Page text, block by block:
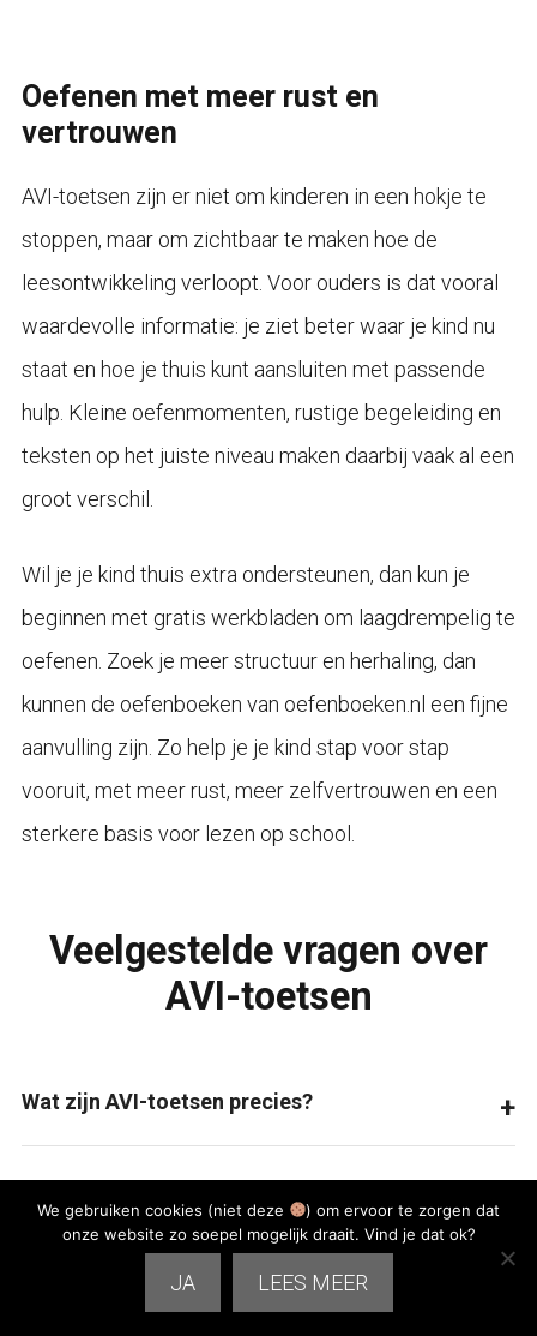
Oefenen met meer rust en
vertrouwen
AVI-toetsen zijn er niet om kinderen in een hokje te
stoppen, maar om zichtbaar te maken hoe de
leesontwikkeling verloopt. Voor ouders is dat vooral
waardevolle informatie: je ziet beter waar je kind nu
staat en hoe je thuis kunt aansluiten met passende
hulp. Kleine oefenmomenten, rustige begeleiding en
teksten op het juiste niveau maken daarbij vaak al een
groot verschil.
Wil je je kind thuis extra ondersteunen, dan kun je
beginnen met gratis werkbladen om laagdrempelig te
oefenen. Zoek je meer structuur en herhaling, dan
kunnen de oefenboeken van oefenboeken.nl een fijne
aanvulling zijn. Zo help je je kind stap voor stap
vooruit, met meer rust, meer zelfvertrouwen en een
sterkere basis voor lezen op school.
Veelgestelde vragen over
AVI-toetsen
Wat zijn AVI-toetsen precies?
Is AVI hetzelfde als begrijpend lezen?
Hoe vaak wordt een AVI-toets afgenomen?
We gebruiken cookies (niet deze
) om ervoor te zorgen dat
onze website zo soepel mogelijk draait. Vind je dat ok?
JA LEES MEER